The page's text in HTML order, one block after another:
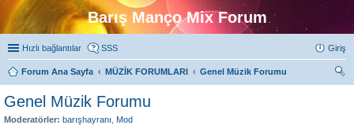
Barış Manço Mix Forum
Hızlı bağlantılar SSS Giriş
Forum Ana Sayfa MÜZİK FORUMLARI
Genel Müzik Forumu
Genel Müzik Forumu
Moderatörler: barışhayranı Mod